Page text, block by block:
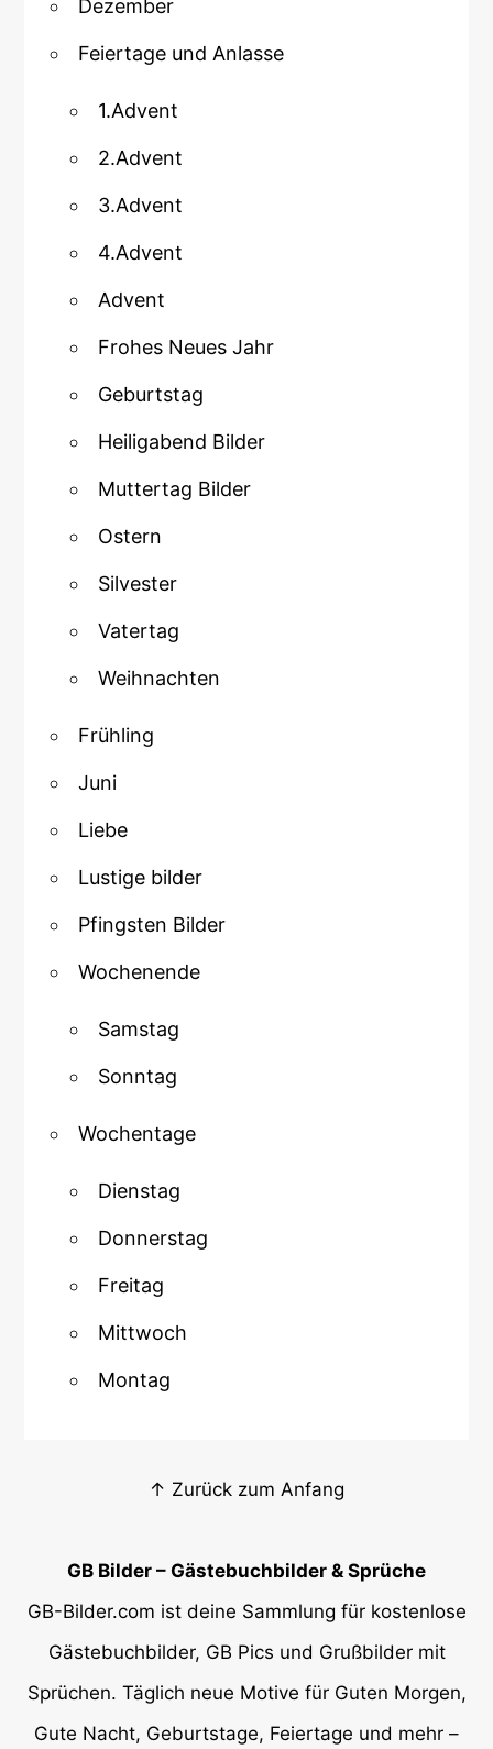
Dezember
Feiertage und Anlasse
1.Advent
2.Advent
3.Advent
4.Advent
Advent
Frohes Neues Jahr
Geburtstag
Heiligabend Bilder
Muttertag Bilder
Ostern
Silvester
Vatertag
Weihnachten
Frühling
Juni
Liebe
Lustige bilder
Pfingsten Bilder
Wochenende
Samstag
Sonntag
Wochentage
Dienstag
Donnerstag
Freitag
Mittwoch
Montag
↑ Zurück zum Anfang
GB Bilder – Gästebuchbilder & Sprüche
GB-Bilder.com ist deine Sammlung für kostenlose
Gästebuchbilder, GB Pics und Grußbilder mit
Sprüchen. Täglich neue Motive für Guten Morgen,
Gute Nacht, Geburtstage, Feiertage und mehr –